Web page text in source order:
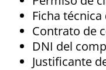
Ficha
Contrato de
DNI del
Justificante